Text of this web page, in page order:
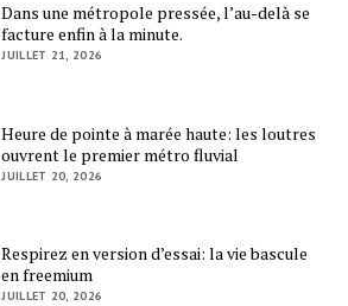
Dans une métropole pressée, l’au-delà se
facture enfin à la minute.
JUILLET 21, 2026
Heure de pointe à marée haute: les loutres
ouvrent le premier métro fluvial
JUILLET 20, 2026
Respirez en version d’essai: la vie bascule
en freemium
JUILLET 20, 2026